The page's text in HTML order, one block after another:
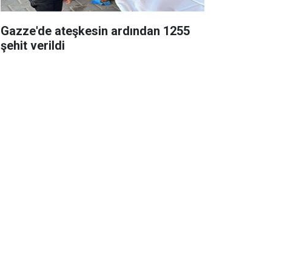
Gazze'de ateşkesin ardından 1255
şehit verildi